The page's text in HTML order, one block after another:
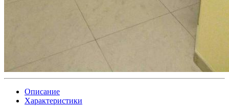
Описание
Характеристики